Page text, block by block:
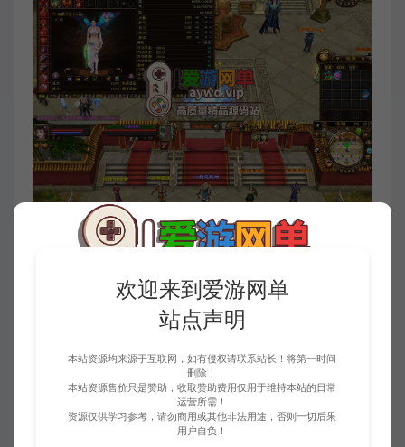
欢迎来到爱游网单
站点声明
本站资源均来源于互联网，如有侵权请联系站长！将第一时间
删除！
本站资源售价只是赞助，收取赞助费用仅用于维持本站的日常
运营所需！
资源仅供学习参考，请勿商用或其他非法用途，否则一切后果
用户自负！